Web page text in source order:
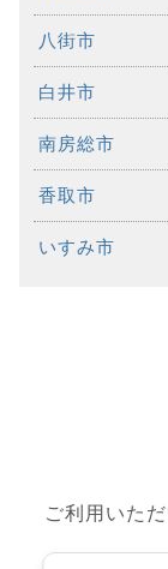
八街市
白井市
南房総市
香取市
いすみ市
ご利用いた